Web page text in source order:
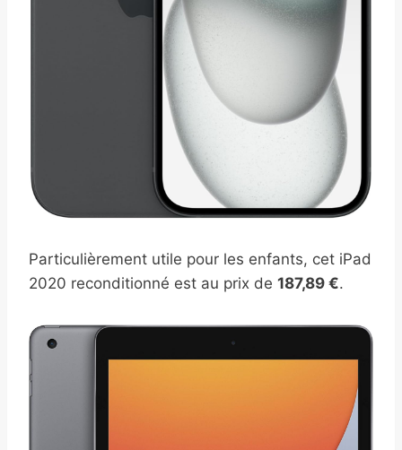
Particulièrement utile pour les enfants, cet iPad
2020 reconditionné est au prix de 187,89 €.